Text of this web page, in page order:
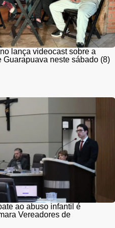
lança videocast sobre a
Guarapuava neste sábado (8)
ao abuso infantil é
Vereadores de